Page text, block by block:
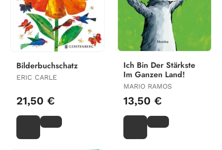
Bilderbuchschatz
ERIC CARLE
21,50 €
Ich Bin Der Stärkste
Im Ganzen Land!
MARIO RAMOS
13,50 €